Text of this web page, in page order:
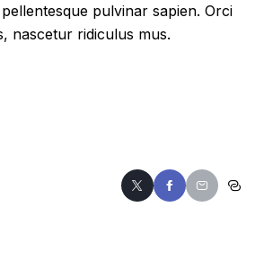
pulvinar sapien. Orci
nascetur ridiculus mus.